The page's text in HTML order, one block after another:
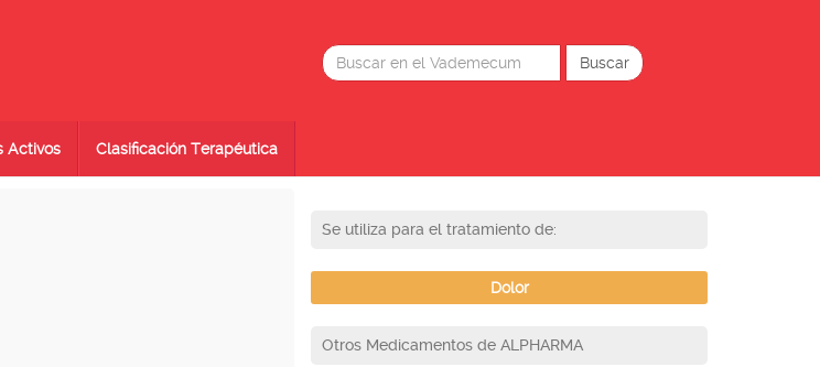
Activos Clasificación Terapéutica
Se utiliza para el tratamiento de:
Dolor
Otros Medicamentos de ALPHARMA